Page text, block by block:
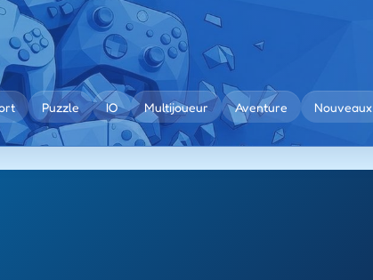
Puzzle IO Multijoueur Aventure Nouveaux